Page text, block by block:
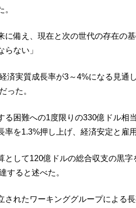
に備え、現在と次の世代の存在の
らない」
済実質成長率が3～4%になる見通
った。
る困難への1度限りの330億ドル相
率を1.3%押し上げ、経済安定と雇
として120億ドルの総合収支の黒
すると述べた。
されたワーキンググループによる